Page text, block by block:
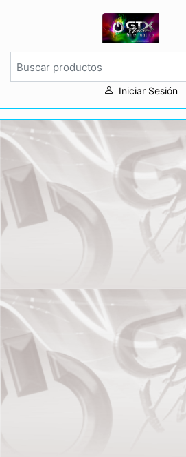
Iniciar Sesión